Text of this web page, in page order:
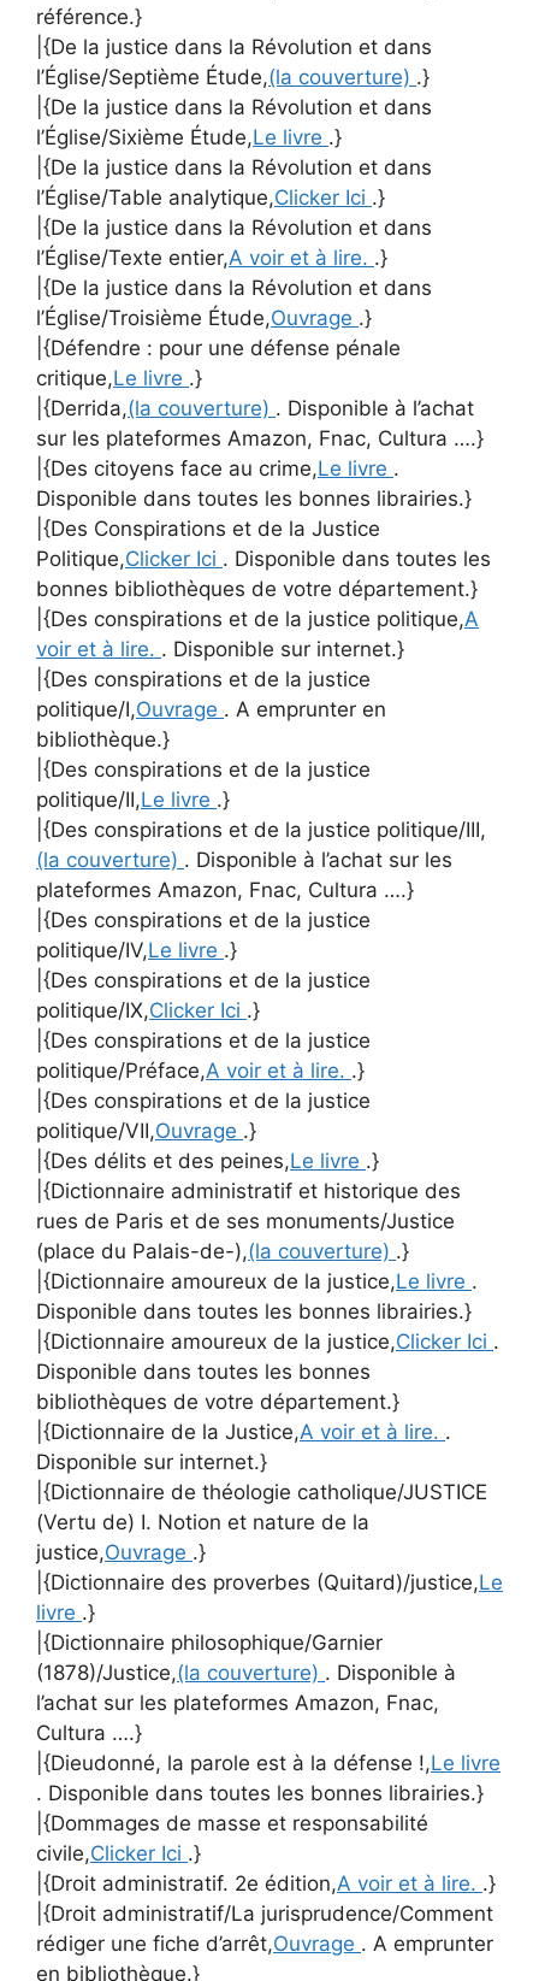
référence.}
|{De la justice dans la Révolution et dans
l’Église/Septième Étude,(la couverture) .}
|{De la justice dans la Révolution et dans
l’Église/Sixième Étude,Le livre .}
|{De la justice dans la Révolution et dans
l’Église/Table analytique,Clicker Ici .}
|{De la justice dans la Révolution et dans
l’Église/Texte entier,A voir et à lire. .}
|{De la justice dans la Révolution et dans
l’Église/Troisième Étude,Ouvrage .}
|{Défendre : pour une défense pénale
critique,Le livre .}
|{Derrida,(la couverture) . Disponible à l’achat
sur les plateformes Amazon, Fnac, Cultura ….}
|{Des citoyens face au crime,Le livre .
Disponible dans toutes les bonnes librairies.}
|{Des Conspirations et de la Justice
Politique,Clicker Ici . Disponible dans toutes les
bonnes bibliothèques de votre département.}
|{Des conspirations et de la justice politique,A
voir et à lire. . Disponible sur internet.}
|{Des conspirations et de la justice
politique/I,Ouvrage . A emprunter en
bibliothèque.}
|{Des conspirations et de la justice
politique/II,Le livre .}
|{Des conspirations et de la justice politique/III,
(la couverture) . Disponible à l’achat sur les
plateformes Amazon, Fnac, Cultura ….}
|{Des conspirations et de la justice
politique/IV,Le livre .}
|{Des conspirations et de la justice
politique/IX,Clicker Ici .}
|{Des conspirations et de la justice
politique/Préface,A voir et à lire. .}
|{Des conspirations et de la justice
politique/VII,Ouvrage .}
|{Des délits et des peines,Le livre .}
|{Dictionnaire administratif et historique des
rues de Paris et de ses monuments/Justice
(place du Palais-de-),(la couverture) .}
|{Dictionnaire amoureux de la justice,Le livre .
Disponible dans toutes les bonnes librairies.}
|{Dictionnaire amoureux de la justice,Clicker Ici .
Disponible dans toutes les bonnes
bibliothèques de votre département.}
|{Dictionnaire de la Justice,A voir et à lire. .
Disponible sur internet.}
|{Dictionnaire de théologie catholique/JUSTICE
(Vertu de) I. Notion et nature de la
justice,Ouvrage .}
|{Dictionnaire des proverbes (Quitard)/justice,Le
livre .}
|{Dictionnaire philosophique/Garnier
(1878)/Justice,(la couverture) . Disponible à
l’achat sur les plateformes Amazon, Fnac,
Cultura ….}
|{Dieudonné, la parole est à la défense !,Le livre
. Disponible dans toutes les bonnes librairies.}
|{Dommages de masse et responsabilité
civile,Clicker Ici .}
|{Droit administratif. 2e édition,A voir et à lire. .}
|{Droit administratif/La jurisprudence/Comment
rédiger une fiche d’arrêt,Ouvrage . A emprunter
en bibliothèque.}